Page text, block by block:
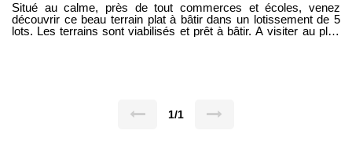
Situé au calme, près de tout commerces et écoles, venez
découvrir ce beau terrain plat à bâtir dans un lotissement de 5
lots. Les terrains sont viabilisés et prêt à bâtir. A visiter au plus
1/1